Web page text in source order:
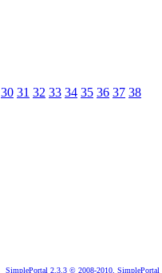
30 31 32 33 34 35 36 37 38
SimplePortal 2.3.3 © 2008-2010, SimplePortal